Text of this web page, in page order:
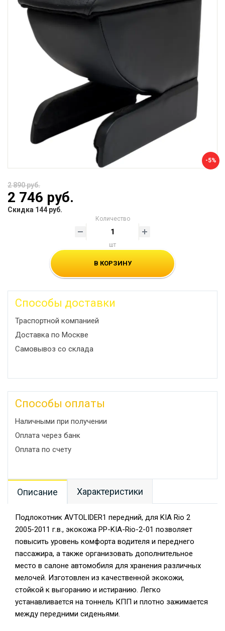
-5%
2 890 руб.
2 746 руб.
Скидка 144 руб.
Количество
шт
В КОРЗИНУ
Способы доставки
Траспортной компанией
Доставка по Москве
Самовывоз со склада
Способы оплаты
Наличными при получении
Оплата через банк
Оплата по счету
Описание Характеристики
Подлокотник AVTOLIDER1 передний, для KIA Rio 2
2005-2011 г.в., экокожа PP-KIA-Rio-2-01 позволяет
повысить уровень комфорта водителя и переднего
пассажира, а также организовать дополнительное
место в салоне автомобиля для хранения различных
мелочей. Изготовлен из качественной экокожи,
стойкой к выгоранию и истиранию. Легко
устанавливается на тоннель КПП и плотно зажимается
между передними сиденьями.